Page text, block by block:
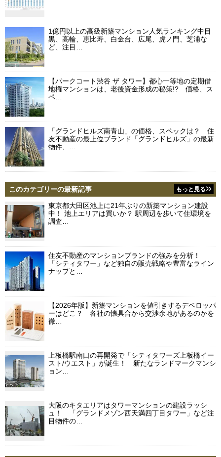
1億円以上の高級新築マンション人気ランキング中目
黒、高輪、恵比寿、白金台、広尾、虎ノ門、芝浦な
ど、注目…
【パークコート渋谷 ザ タワー】都心一等地の定期借
地権マンションは、老後資金形成の秘策!? 価格、ス
ペ…
「グランドヒルズ南青山」の価格、スペックは？ 住
友不動産の最上位ブランド「グランドヒルズ」の最新
物件、…
このカテゴリーの最新記事 もっと見る
東京都大田区池上に21年ぶりの新築マンション建設
中！ 池上エリアは買いか？ 駅周辺を歩いて住環境を
調査…
住友不動産のマンションブランドの強みを分析！
「シティタワー」など独自の販売戦略や豊富なライン
ナップと…
【2026年版】新築マンションを値引きするデベロッパ
ーはどこ？ 各社の懐具合から交渉余地があるのかを
徹…
上板橋駅南口の再開発で「シティタワーズ上板橋イー
スト/ウエスト」が誕生！ 新たなランドマークマンシ
ョン…
大阪のキタエリアはタワーマンションの建設ラッシ
ュ！ 「グランドメゾン西天満四丁目タワー」など注
目物件の…